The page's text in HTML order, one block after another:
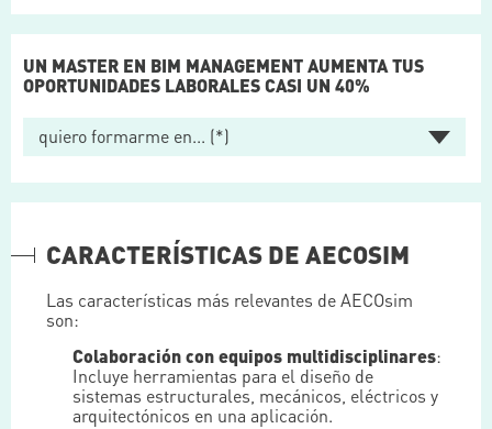
UN MASTER EN BIM MANAGEMENT AUMENTA TUS
OPORTUNIDADES LABORALES CASI UN 40%
CARACTERÍSTICAS DE AECOSIM
Las características más relevantes de AECOsim
son:
Colaboración con equipos multidisciplinares:
Incluye herramientas para el diseño de
sistemas estructurales, mecánicos, eléctricos y
arquitectónicos en una aplicación.